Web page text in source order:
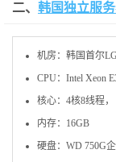
二、 韩国独立服
机房：韩国首尔LG
CPU：Intel Xeon
核心：4核8线程，
内存：16GB
硬盘：WD 750G